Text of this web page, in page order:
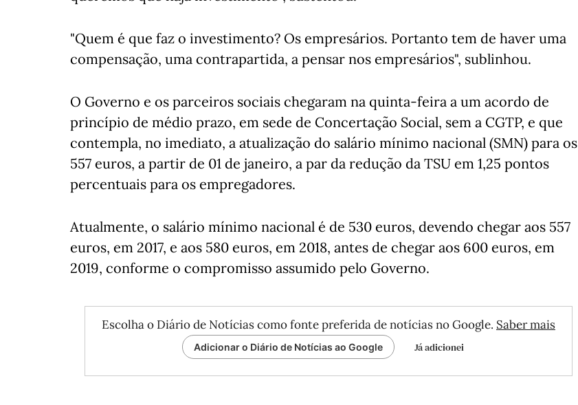
"Quem é que faz o investimento? Os empresários. Portanto tem de haver uma
compensação, uma contrapartida, a pensar nos empresários", sublinhou.
O Governo e os parceiros sociais chegaram na quinta-feira a um acordo de
princípio de médio prazo, em sede de Concertação Social, sem a CGTP, e que
contempla, no imediato, a atualização do salário mínimo nacional (SMN) para os
557 euros, a partir de 01 de janeiro, a par da redução da TSU em 1,25 pontos
percentuais para os empregadores.
Atualmente, o salário mínimo nacional é de 530 euros, devendo chegar aos 557
euros, em 2017, e aos 580 euros, em 2018, antes de chegar aos 600 euros, em
2019, conforme o compromisso assumido pelo Governo.
Escolha o Diário de Notícias como fonte preferida de notícias no Google. Saber mais
Adicionar o Diário de Notícias ao Google Já adicionei